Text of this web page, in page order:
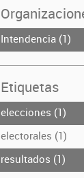
Intendencia (1)
Etiquetas
elecciones (1)
electorales (1)
resultados (1)